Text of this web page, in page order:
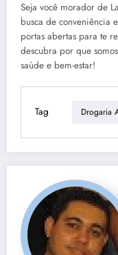
Seja você morador de
busca de conveniência
portas abertas para te
descubra por que
saúde e bem-estar!
Tag Drogaria